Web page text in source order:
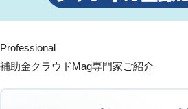
Professional
補助金クラウドMag専門家ご紹介